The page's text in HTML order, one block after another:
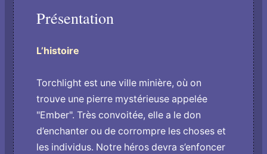
Présentation
L’histoire
Torchlight est une ville minière, où on
trouve une pierre mystérieuse appelée
"Ember". Très convoitée, elle a le don
d’enchanter ou de corrompre les choses et
les individus. Notre héros devra s’enfoncer